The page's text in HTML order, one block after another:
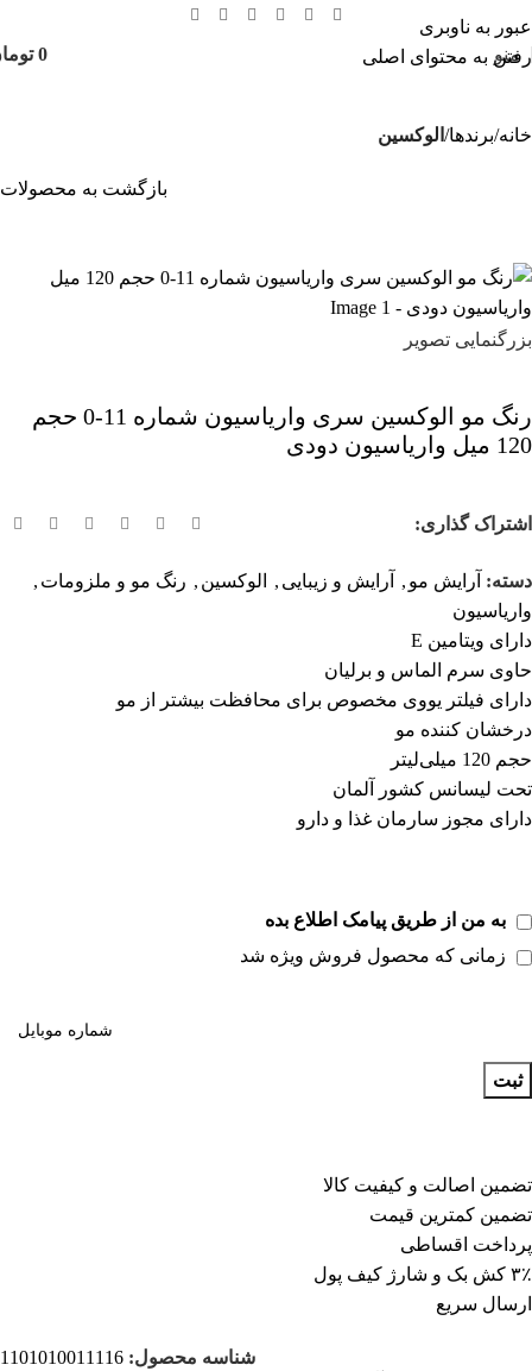
عبور به ناوبری
رفتن به محتوای اصلی
منو 0
خانه برندها الوکسین
بازگشت به محصولات
بزرگنمایی تصویر
رنگ مو الوکسین سری واریاسیون شماره 11-0 حجم
120 میل واریاسیون دودی
اشتراک گذاری:
دسته: آرایش مو , آرایش و زیبایی , الوکسین , رنگ مو و ملزومات ,
واریاسیون
دارای ویتامین E
حاوی سرم الماس و برلیان
دارای فیلتر یووی مخصوص برای محافظت بیشتر از مو
درخشان کننده مو
حجم 120 میلی‌لیتر
تحت لیسانس کشور آلمان
دارای مجوز سارمان غذا و دارو
به من از طریق پیامک اطلاع بده
زمانی که محصول فروش ویژه شد
ثبت
تضمین اصالت و کیفیت کالا
تضمین کمترین قیمت
پرداخت اقساطی
۳٪ کش بک و شارژ کیف پول
ارسال سریع
شناسه محصول: 1101010011116